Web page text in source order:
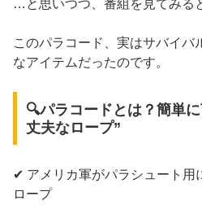
…と思いつつ、番組を見てみる
このパラコード、実はサバイバ
なアイテムだったのです。
🔍パラコードとは？簡単
丈夫なロープ”
✔ アメリカ軍がパラシュート用
ロープ